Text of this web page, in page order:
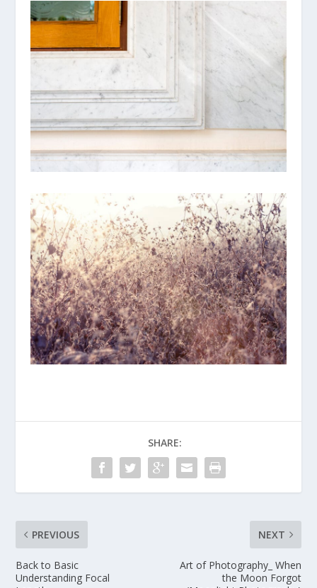
SHARE:
PREVIOUS
Back to Basic
Understanding Focal
NEXT
Art of Photography_ When
the Moon Forgot